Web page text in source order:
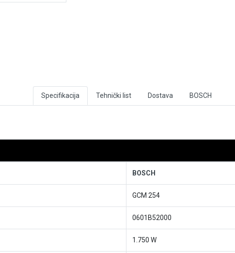
Specifikacija Tehnički list Dostava BOSCH
BOSCH
GCM 254
0601B52000
1.750 W